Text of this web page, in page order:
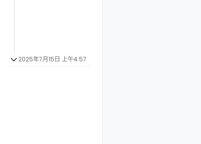
2025年7月15日 上午4:57